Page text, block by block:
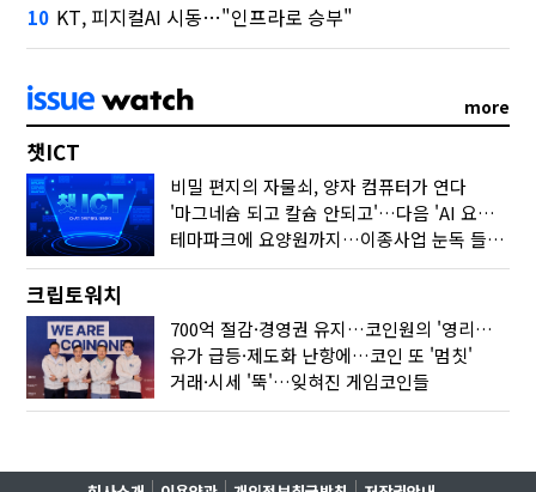
10 KT, 피지컬AI 시동…"인프라로 승부"
more
챗ICT
비밀 편지의 자물쇠, 양자 컴퓨터가 연다
'마그네슘 되고 칼슘 안되고'…다음 'AI 요약' 갈 길은
테마파크에 요양원까지…이종사업 눈독 들이는 게임사
크립토워치
700억 절감·경영권 유지…코인원의 '영리한 딜'
유가 급등·제도화 난항에…코인 또 '멈칫'
거래·시세 '뚝'…잊혀진 게임코인들